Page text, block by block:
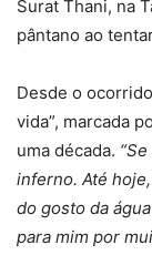
Surat Thani, na
pântano ao
Desde o
vida”, marcada
uma década.
inferno. Até
do gosto da
para mim por